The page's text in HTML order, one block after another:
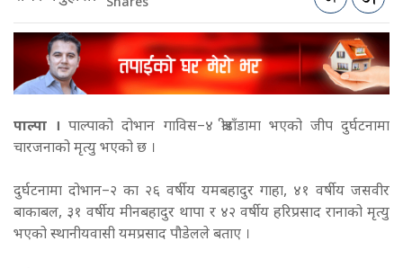
पाल्पा । पाल्पाको दोभान गाविस–४ श्रीडाँडामा भएको जीप दुर्घटनामा
चारजनाको मृत्यु भएको छ ।
दुर्घटनामा दोभान–२ का २६ वर्षीय यमबहादुर गाहा, ४१ वर्षीय जसवीर
बाकाबल, ३१ वर्षीय मीनबहादुर थापा र ४२ वर्षीय हरिप्रसाद रानाको मृत्यु
भएको स्थानीयवासी यमप्रसाद पौडेलले बताए ।